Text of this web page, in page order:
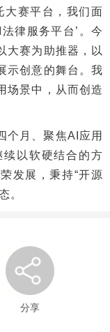
大赛平台，我们面
律服务平台’。今
大赛为助推器，以
示创意的舞台。我
场景中，从而创造
月、聚焦AI应用
以软硬结合的方
发展，秉持“开源
。
分享